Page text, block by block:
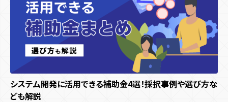
システム開発に活用できる補助金4選！採択事例や選び方な
ども解説